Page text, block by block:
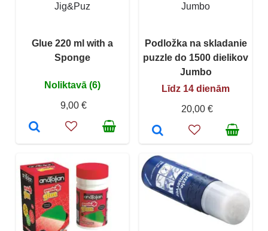
Jig&Puz
Glue 220 ml with a
Sponge
Noliktavā (6)
9,00 €
Jumbo
Podložka na skladanie
puzzle do 1500 dielikov
Jumbo
Līdz 14 dienām
20,00 €